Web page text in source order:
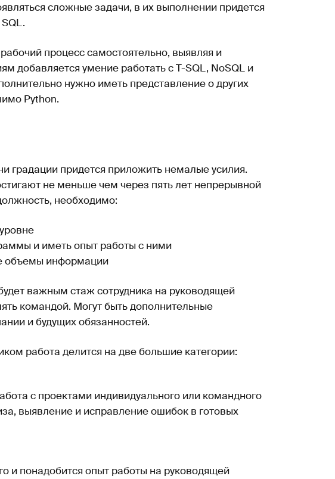
сложные задачи, в их выполнении придется
процесс самостоятельно, выявляя и
добавляется умение работать с T-SQL, NoSQL и
нужно иметь представление о других
Python.
градации придется приложить немалые усилия.
не меньше чем через пять лет непрерывной
необходимо:
и иметь опыт работы с ними
объемы информации
важным стаж сотрудника на руководящей
командой. Могут быть дополнительные
и будущих обязанностей.
работа делится на две большие категории:
с проектами индивидуального или командного
выявление и исправление ошибок в готовых
и понадобится опыт работы на руководящей